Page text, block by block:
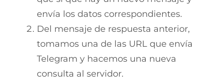
envía los datos correspondientes.
Del mensaje de respuesta anterior,
tomamos una de las URL que envía
Telegram y hacemos una nueva
consulta al servidor.